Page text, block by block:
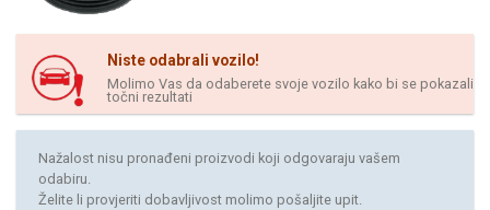
Niste odabrali vozilo!
Molimo Vas da odaberete svoje vozilo kako bi se pokazali
točni rezultati
Nažalost nisu pronađeni proizvodi koji odgovaraju vašem
odabiru.
Želite li provjeriti dobavljivost molimo pošaljite upit.